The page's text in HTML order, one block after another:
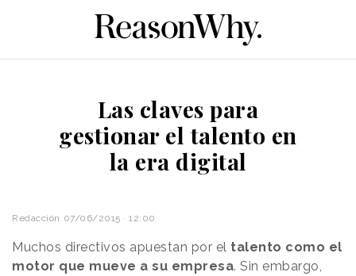
Las claves para
gestionar el talento en
la era digital
Redacción 07/06/2015 · 12:00
Muchos directivos apuestan por el talento como el
motor que mueve a su empresa. Sin embargo,